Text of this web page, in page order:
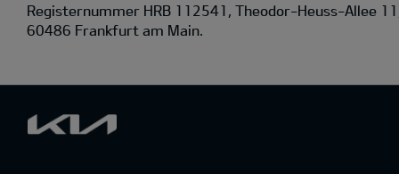
Registernummer HRB 112541, Theodor-Heuss-Allee
60486 Frankfurt am Main.